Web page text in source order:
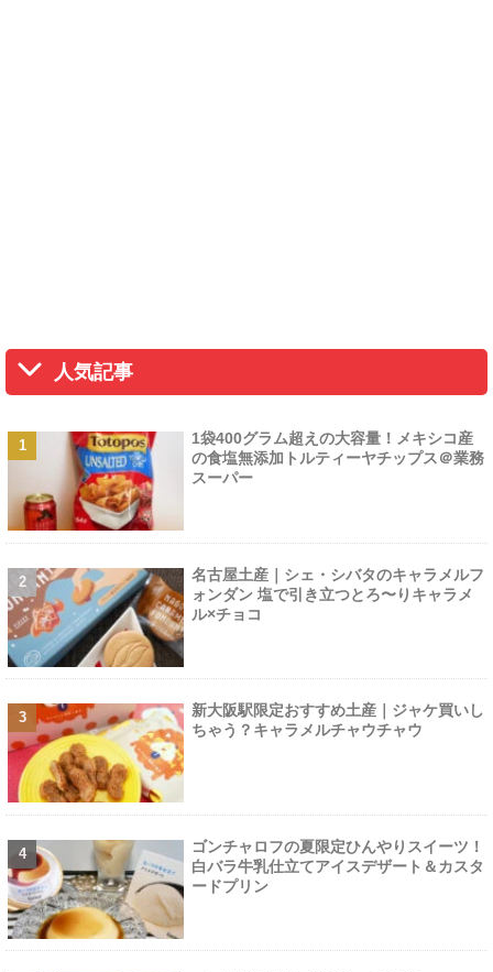
人気記事
1袋400グラム超えの大容量！メキシコ産
の食塩無添加トルティーヤチップス＠業務
スーパー
名古屋土産｜シェ・シバタのキャラメルフ
ォンダン 塩で引き立つとろ〜りキャラメ
ル×チョコ
新大阪駅限定おすすめ土産｜ジャケ買いし
ちゃう？キャラメルチャウチャウ
ゴンチャロフの夏限定ひんやりスイーツ！
白バラ牛乳仕立てアイスデザート＆カスタ
ードプリン